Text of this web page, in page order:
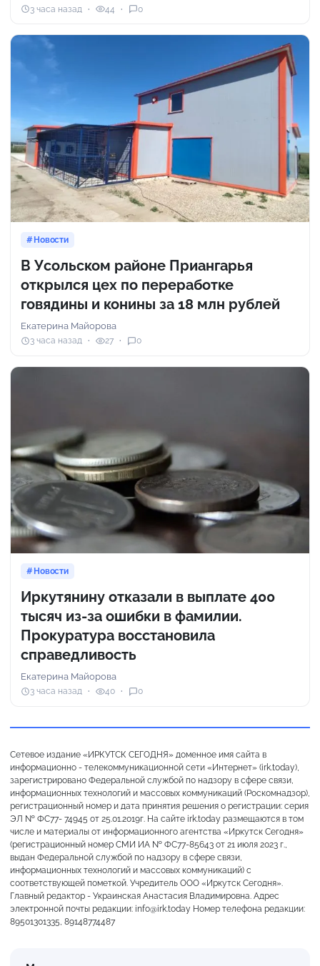
3 часа назад 44 0
Новости
В Усольском районе Приангарья
открылся цех по переработке
говядины и конины за 18 млн рублей
Екатерина Майорова
3 часа назад 27 0
Новости
Иркутянину отказали в выплате 400
тысяч из-за ошибки в фамилии.
Прокуратура восстановила
справедливость
Екатерина Майорова
3 часа назад 40 0
Сетевое издание «ИРКУТСК СЕГОДНЯ» доменное имя сайта в
информационно - телекоммуникационной сети «Интернет» (irk.today),
зарегистрировано Федеральной службой по надзору в сфере связи,
информационных технологий и массовых коммуникаций (Роскомнадзор),
регистрационный номер и дата принятия решения о регистрации: серия
ЭЛ № ФС77- 74945 от 25.01.2019г. На сайте irk.today размещаются в том
числе и материалы от информационного агентства «Иркутск Сегодня»
(регистрационный номер СМИ ИА № ФС77-85643 от 21 июля 2023 г.,
выдан Федеральной службой по надзору в сфере связи,
информационных технологий и массовых коммуникаций) с
соответствующей пометкой. Учредитель ООО «Иркутск Сегодня».
Главный редактор - Украинская Анастасия Владимировна. Адрес
электронной почты редакции: info@irk.today Номер телефона редакции:
89501301335, 89148774487